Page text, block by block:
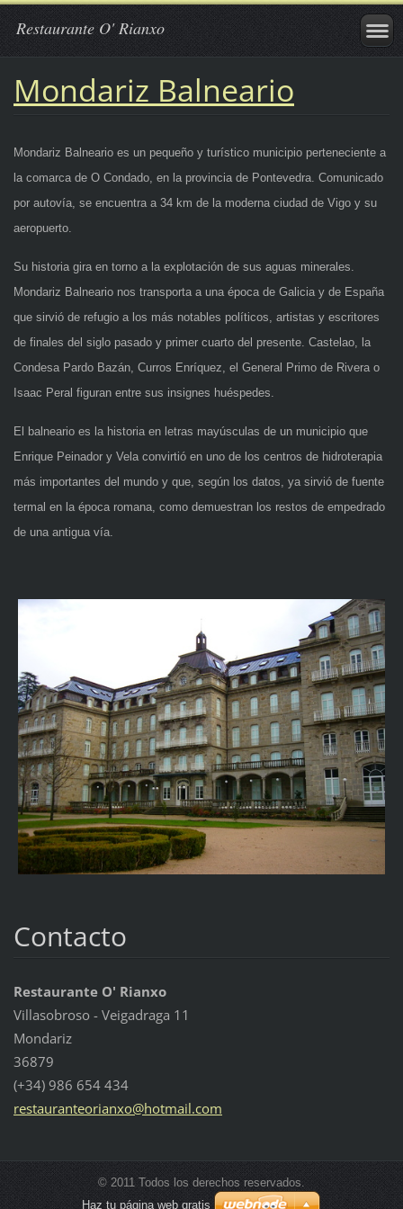
Restaurante O' Rianxo
Mondariz Balneario
Mondariz Balneario es un pequeño y turístico municipio perteneciente a
la comarca de O Condado, en la provincia de Pontevedra. Comunicado
por autovía, se encuentra a 34 km de la moderna ciudad de Vigo y su
aeropuerto.
Su historia gira en torno a la explotación de sus aguas minerales.
Mondariz Balneario nos transporta a una época de Galicia y de España
que sirvió de refugio a los más notables políticos, artistas y escritores
de finales del siglo pasado y primer cuarto del presente. Castelao, la
Condesa Pardo Bazán, Curros Enríquez, el General Primo de Rivera o
Isaac Peral figuran entre sus insignes huéspedes.
El balneario es la historia en letras mayúsculas de un municipio que
Enrique Peinador y Vela convirtió en uno de los centros de hidroterapia
más importantes del mundo y que, según los datos, ya sirvió de fuente
termal en la época romana, como demuestran los restos de empedrado
de una antigua vía.
Contacto
Restaurante O' Rianxo
Villasobroso - Veigadraga 11
Mondariz
36879
(+34) 986 654 434
restauranteorianxo@hotmail.com
© 2011 Todos los derechos reservados.
Haz tu página web gratis